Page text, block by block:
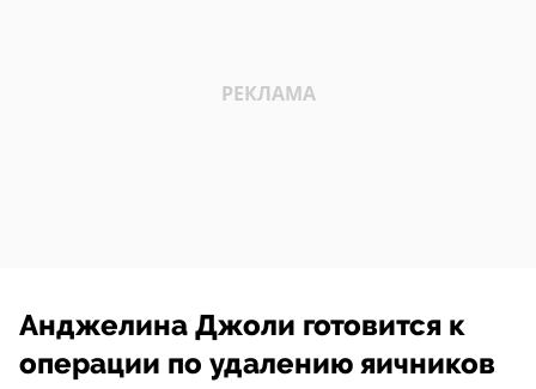
Анджелина Джоли готовится к
операции по удалению яичников